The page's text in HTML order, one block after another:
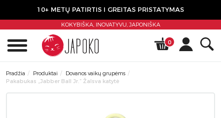
10+ METŲ PATIRTIS I GREITAS PRISTATYMAS
KOKYBIŠKA, INOVATYVU,JAPONIŠKA
0
Pradžia Produktai
Dovanos vaikų grupėms
Pakabukas „Jabber Ball Jr.” Žalsva katytė